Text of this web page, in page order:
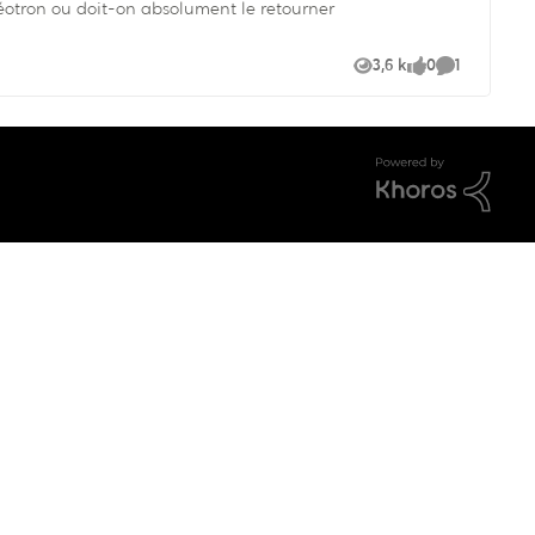
3,6 k
Vues 0
like 1